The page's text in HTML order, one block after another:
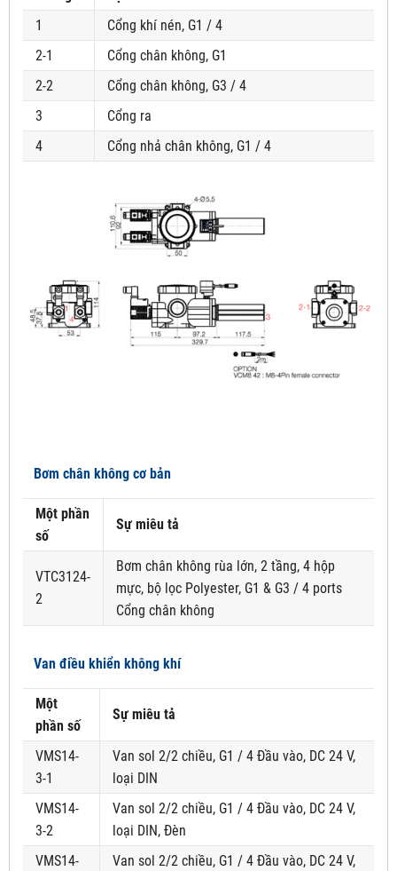
1
Cổng khí nén, G1 / 4
2-1
Cổng chân không, G1
2-2
Cổng chân không, G3 / 4
3
Cổng ra
4
Cổng nhả chân không, G1 / 4
Bơm chân không cơ bản
Một phần
số
Sự miêu tả
VTC3124-
2
Bơm chân không rùa lớn, 2 tầng, 4 hộp
mực, bộ lọc Polyester, G1 & G3 / 4 ports
Cổng chân không
Van điều khiển không khí
Một
phần số
Sự miêu tả
VMS14-
3-1
Van sol 2/2 chiều, G1 / 4 Đầu vào, DC 24 V,
loại DIN
VMS14-
3-2
Van sol 2/2 chiều, G1 / 4 Đầu vào, DC 24 V,
loại DIN, Đèn
VMS14-
Van sol 2/2 chiều, G1 / 4 Đầu vào, DC 24 V,